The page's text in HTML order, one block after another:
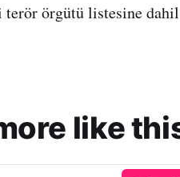
terör örgütü listesine
like